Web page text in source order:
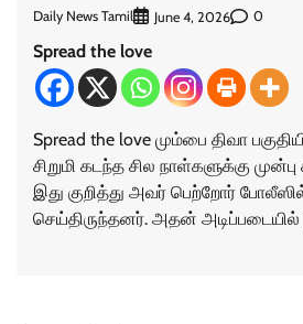
Daily News Tamil June 4, 2026 0
Spread the love
Spread the love மும்பை திவா
சிறுமி கடந்த சில நாள்களுக்கு
இது குறித்து அவர் பெற்றோர் போலீஸில்
செய்திருந்தனர். அதன்